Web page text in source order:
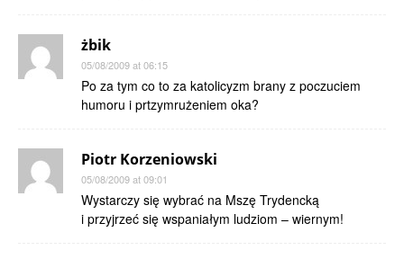
żbik
05/08/2009 at 06:15
Po za tym co to za katolicyzm brany z poczuciem
humoru i prtzymrużeniem oka?
Piotr Korzeniowski
05/08/2009 at 09:01
Wystarczy się wybrać na Mszę Trydencką
i przyjrzeć się wspaniałym ludziom – wiernym!